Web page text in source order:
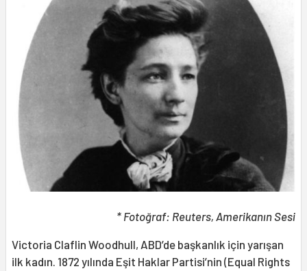
* Fotoğraf: Reuters, Amerikanın Sesi
Victoria Claflin Woodhull, ABD’de başkanlık için yarışan
ilk kadın. 1872 yılında Eşit Haklar Partisi’nin (Equal Rights